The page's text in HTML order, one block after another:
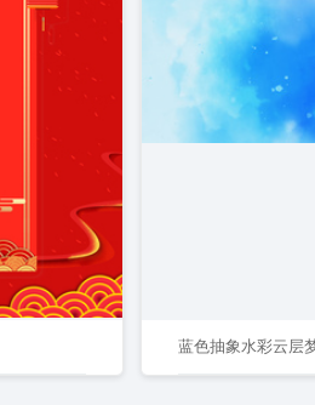
蓝色抽象水彩云层